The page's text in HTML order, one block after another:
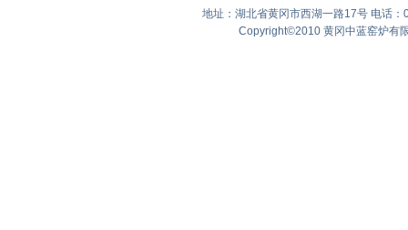
地址：湖北省黄冈市西湖一路17号 电话
Copyright©2010 黄冈中蓝窑炉有